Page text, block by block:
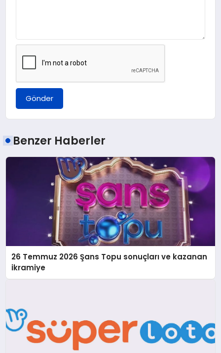
Gönder
Benzer Haberler
26 Temmuz 2026 Şans Topu sonuçları ve kazanan
ikramiye